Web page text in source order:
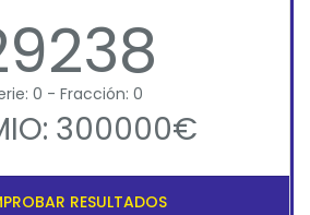
0 - Fracción: 0
300000€
RESULTADOS